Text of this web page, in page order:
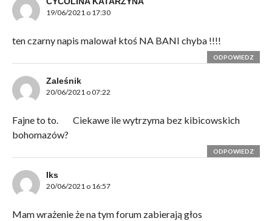
19/06/2021 o 17:30
ten czarny napis malował ktoś NA BANI chyba !!!!
ODPOWIEDZ
Zaleśnik
20/06/2021 o 07:22
Fajne to to.
Ciekawe ile wytrzyma bez kibicowskich
bohomazów?
ODPOWIEDZ
Iks
20/06/2021 o 16:57
Mam wrażenie że na tym forum zabierają głos